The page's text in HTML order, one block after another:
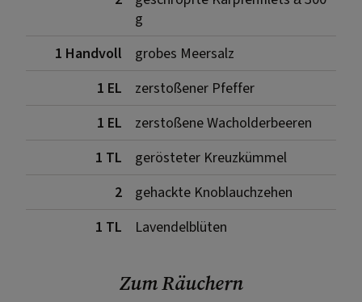
g
1 Handvoll
grobes Meersalz
1 EL
zerstoßener Pfeffer
1 EL
zerstoßene Wacholderbeeren
1 TL
gerösteter Kreuzkümmel
2
gehackte Knoblauchzehen
1 TL
Lavendelblüten
Zum Räuchern